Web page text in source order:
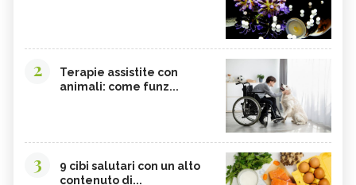
2
Terapie assistite con
animali: come funz...
3
9 cibi salutari con un alto
contenuto di...